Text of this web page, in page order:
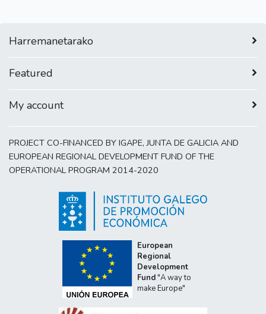
Harremanetarako
Featured
My account
PROJECT CO-FINANCED BY IGAPE, JUNTA DE GALICIA AND
EUROPEAN REGIONAL DEVELOPMENT FUND OF THE
OPERATIONAL PROGRAM 2014-2020
European
Regional
Development
Fund"A way to
make Europe"